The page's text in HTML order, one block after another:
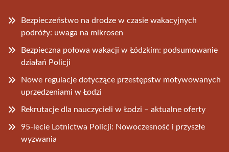
Bezpieczeństwo na drodze w czasie wakacyjnych
podróży: uwaga na mikrosen
Bezpieczna połowa wakacji w Łódzkim: podsumowanie
działań Policji
Nowe regulacje dotyczące przestępstw motywowanych
uprzedzeniami w Łodzi
Rekrutacje dla nauczycieli w Łodzi – aktualne oferty
95-lecie Lotnictwa Policji: Nowoczesność i przyszłe
wyzwania